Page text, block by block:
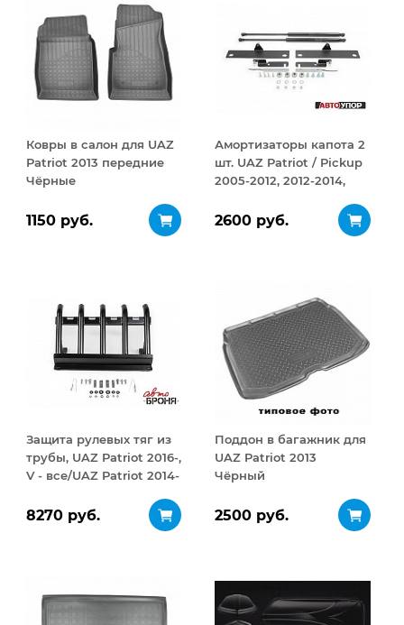
Ковры в салон для UAZ
Patriot 2013 передние
Чёрные
1150 руб.
Амортизаторы капота 2
шт. UAZ Patriot / Pickup
2005-2012, 2012-2014,
2014, 2014-2016, 2016-
2600 руб.
Защита рулевых тяг из
трубы, UAZ Patriot 2016-,
V - все/UAZ Patriot 2014-
8270 руб.
Поддон в багажник для
UAZ Patriot 2013
Чёрный
2500 руб.